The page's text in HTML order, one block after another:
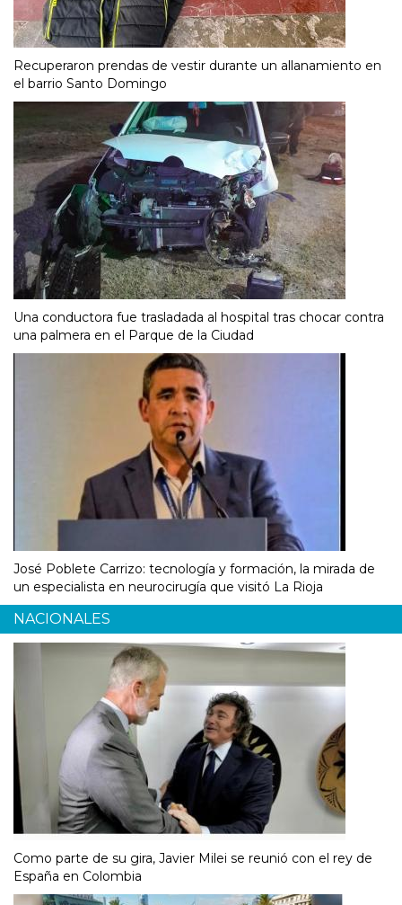
Recuperaron prendas de vestir durante un allanamiento en
el barrio Santo Domingo
Una conductora fue trasladada al hospital tras chocar contra
una palmera en el Parque de la Ciudad
José Poblete Carrizo: tecnología y formación, la mirada de
un especialista en neurocirugía que visitó La Rioja
NACIONALES
Como parte de su gira, Javier Milei se reunió con el rey de
España en Colombia